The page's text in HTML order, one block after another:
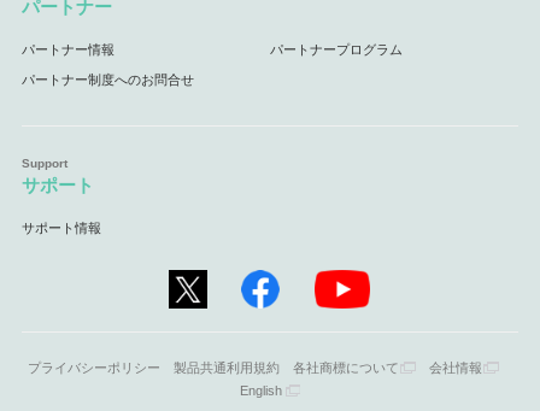
パートナー
パートナー情報 パートナープログラム
パートナー制度へのお問合せ
サポート
サポート情報
プライバシーポリシー 製品共通利用規約 各社商標について
会社情報
English